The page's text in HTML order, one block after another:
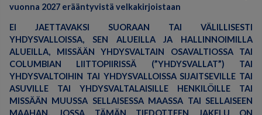
vuonna 2027 erääntyvistä velkakirjoistaan
EI JAETTAVAKSI SUORAAN TAI VÄLILLISESTI
YHDYSVALLOISSA, SEN ALUEILLA JA HALLINNOIMILLA
ALUEILLA, MISSÄÄN YHDYSVALTAIN OSAVALTIOSSA TAI
COLUMBIAN LIITTOPIIRISSÄ (”YHDYSVALLAT”) TAI
YHDYSVALTOIHIN TAI YHDYSVALLOISSA SIJAITSEVILLE TAI
ASUVILLE TAI YHDYSVALTALAISILLE HENKILÖILLE TAI
MISSÄÄN MUUSSA SELLAISESSA MAASSA TAI SELLAISEEN